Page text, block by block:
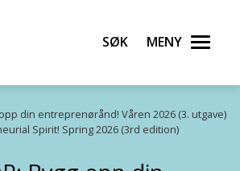
universitet
Søk Meny
opp din entreprenørånd! Våren 2026 (3. utgave)
Spirit! Spring 2026 (3rd edition)